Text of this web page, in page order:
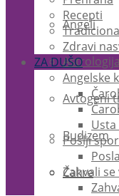
Angeli
Astrologija
Avtogeni
Budizem
Čakre
Recepti
Zdravi
ZA DUŠO
Angelske
Pošlji
Zahvali